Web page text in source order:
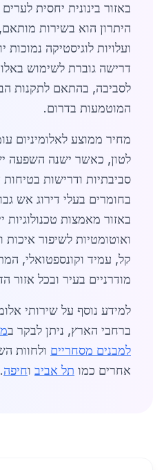
באזור בינונית יחסית
היתרון הוא בשירות
ועלויות לוגיסטיקה נמוכות
דרישה גוברת לשימוש
לסביבה, בהתאם לתקנות
המוטמעות בדרום.
לטון, כאשר ישנה השפעה
סביבתיות ודרישות
בחומרים בעלי דירוג אש
באזור מאמצות טכנולוגיות
ואוטומטיות לשיפור איכות
קל, עמיד וקונספטואלי,
מודרניים בעיר ובכל אזור
למידע נוסף על שירותי
ברחבי הארץ, ניתן לבקר ב
למבנים מסחריים ולחוות
אחרים כמו תל אביב וחיפה.